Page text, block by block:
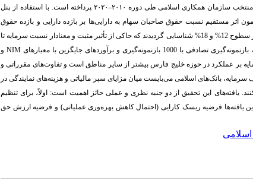
منتخب سازمان همکاری اسلامی طی دوره ۲۰۱۰–۲۰۲۰ پرداخته است. با استفاده از پنل
اثر مستقیم نسبت حقوق صاحبان سهام به دارایی‌ها بر بازده دارایی و بازده حقوق
سطوح12% و18% شناسایی گردیدند که حاکی از تأثیر مثبت و معنادار نسبت سرمایه تا
تصادفی با 1000 بازنمونه‌گیری و برآوردهای جایگزین با معیارهای NIM و
بر عملکرد در حوزه خلیج فارس بیشتر از سایر مناطق است و تفاوت‌های مقرراتی و
بانک‌های اسلامی می‌بایست میان مزایای سپر مالیاتی و هزینه‌های نمایندگی در
یافته‌های این تحقیق از دو جنبه نظری و عملی حائز اهمیت است: اولاً، برای تنظیم
یافته‌ها فرضیه ریسک کارایی (احتمال کاهش بهره‌وری عملیاتی) و فرضیه ارزش حق
اسلامی